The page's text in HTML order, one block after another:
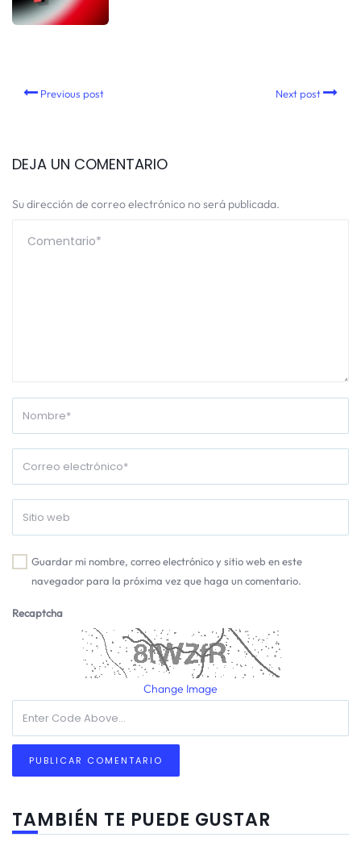
Previous post Next post
DEJA UN COMENTARIO
Su dirección de correo electrónico no será publicada.
Guardar mi nombre, correo electrónico y sitio web en este
navegador para la próxima vez que haga un comentario.
Recaptcha
Change Image
TAMBIÉN TE PUEDE GUSTAR